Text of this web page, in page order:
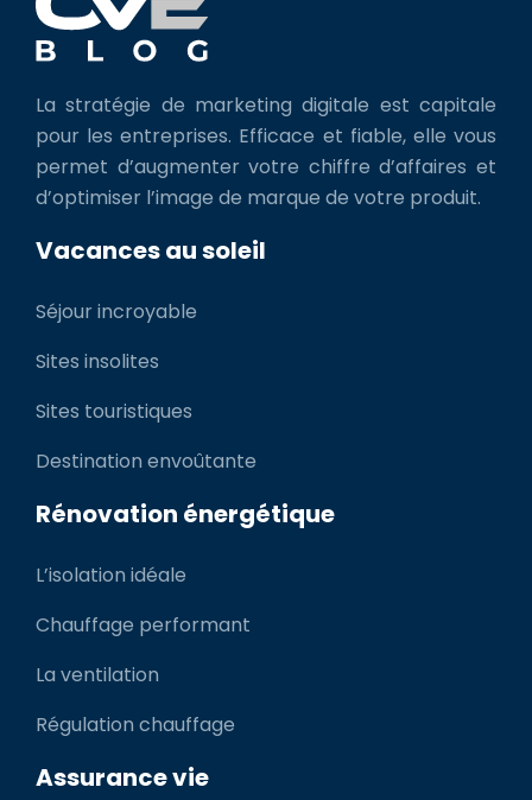
La stratégie de marketing digitale est capitale
pour les entreprises. Efficace et fiable, elle vous
permet d’augmenter votre chiffre d’affaires et
d’optimiser l’image de marque de votre produit.
Vacances au soleil
Séjour incroyable
Sites insolites
Sites touristiques
Destination envoûtante
Rénovation énergétique
L’isolation idéale
Chauffage performant
La ventilation
Régulation chauffage
Assurance vie